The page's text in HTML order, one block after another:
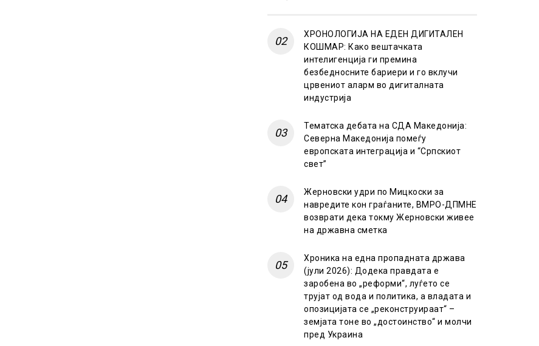
ХРОНОЛОГИЈА НА ЕДЕН ДИГИТАЛЕН
КОШМАР: Како вештачката
интелигенција ги премина
безбедносните бариери и го вклучи
црвениот аларм во дигиталната
индустрија
Тематска дебата на СДА Македонија:
Северна Македонија помеѓу
европската интеграција и “Српскиот
свет”
Жерновски удри по Мицкоски за
навредите кон граѓаните, ВМРО-ДПМНЕ
возврати дека токму Жерновски живее
на државна сметка
Хроника на една пропадната држава
(јули 2026): Додека правдата е
заробена во „реформи“, луѓето се
трујат од вода и политика, а владата и
опозицијата се „реконструираат“ –
земјата тоне во „достоинство“ и молчи
пред Украина